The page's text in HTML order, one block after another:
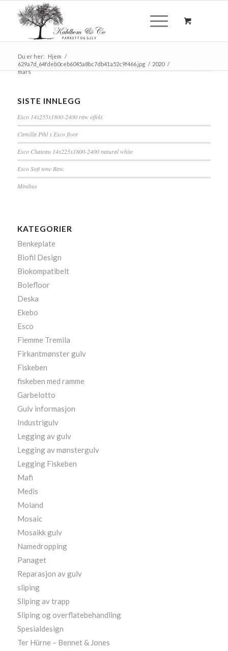
Du er her: Hjem /
629a7d_64fdeb0ceb6045a8bc7db41a52c9f466.jpg / 2020 /
mars
SISTE INNLEGG
Esco 14x255x1800-2400 raw effekt.
Camilla Pihl x Esco floor
Esco Chateau 14x225x1800-2400 natural white
Esco Soft tone Raw.
Minihus
KATEGORIER
Benkeplate
Biofil Design
Biokompatibelt
Bolefloor
Deska
Ekebo
Esco
Fiemme Tremila
Firkantmønster gulv
Fiskeben
fiskeben med ramme
Garbelotto
Gulv informasjon
Industrigulv
Legging av gulv
Legging av mønstergulv
Legging Fiskeben
Mafi
Medis
Moland
Mosaic
Mosaikk gulv
Namedropping
Panaget
Reparasjon av gulv
sliping
Sliping av trapp
Sliping og overflatebehandling
Spesialdesign
Ter Hürne – Bennet & Jones